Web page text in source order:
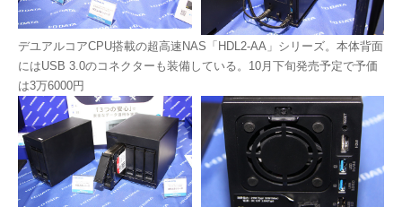
デユアルコアCPU搭載の超高速NAS「HDL2-AA」シリーズ。本体背面
にはUSB 3.0のコネクターも装備している。10月下旬発売予定で予価
は3万6000円